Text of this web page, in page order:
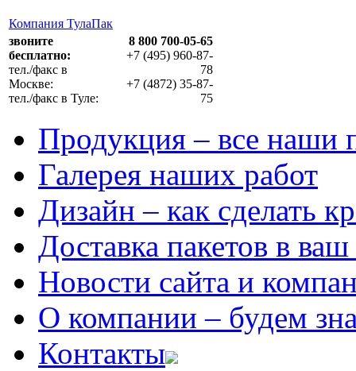
Компания ТулаПак
звоните
бесплатно:
тел./факс в
Москве:
тел./факс в Туле:
8 800 700-05-65
+7 (495) 960-87-
78
+7 (4872) 35-87-
75
Продукция– все наши
Галерея наших работ
Дизайн– как сделать
Доставка пакетов в
Новости сайта и
О компании– будем
Контакты